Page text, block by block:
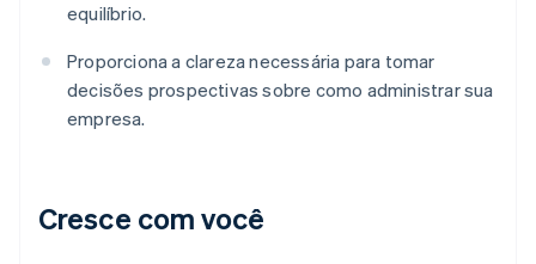
equilíbrio.
Proporciona a clareza necessária para tomar
decisões prospectivas sobre como administrar sua
empresa.
Cresce com você